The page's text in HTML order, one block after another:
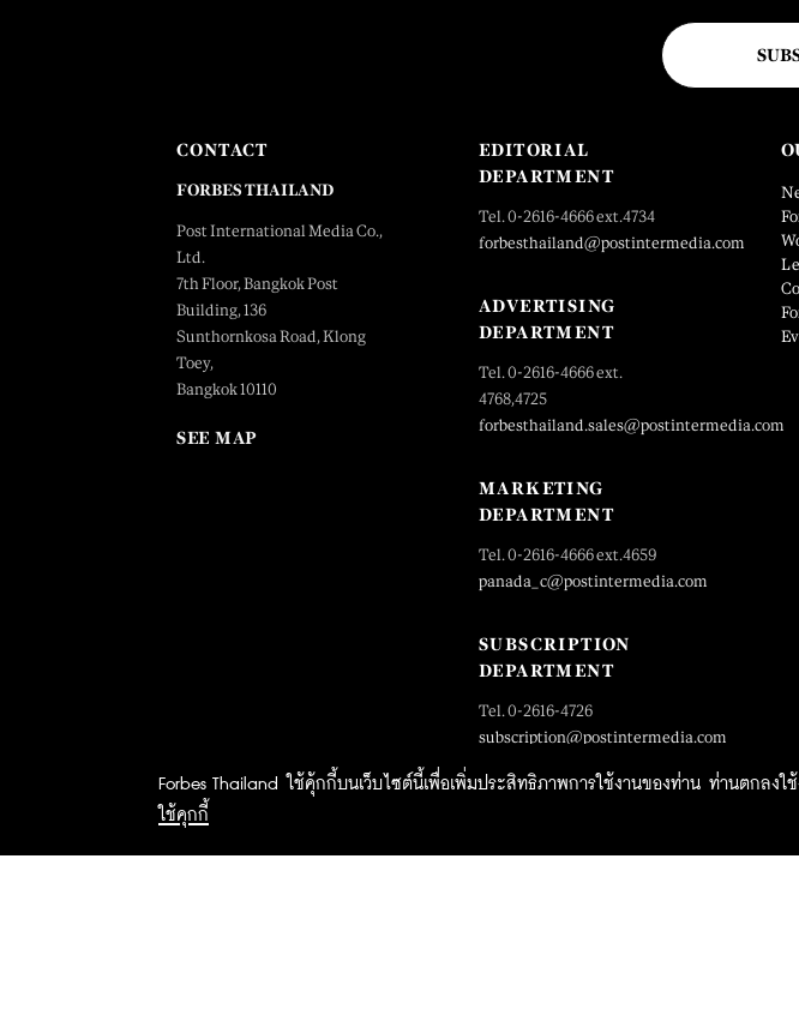
Forbes Thailand ใช้คุ้กกี้บนเว็บไซต์นี้เพื่อเพิ่มประสิทธิภาพการใช้งานของท่าน ท่านตกลงใช้
ใช้คุกกี้
CONTACT
FORBES THAILAND
Post International Media Co.,
Ltd.
7th Floor, Bangkok Post
Building, 136
Sunthornkosa Road, Klong
Toey,
Bangkok 10110
SEE MAP
EDITORIAL
DEPARTMENT
Tel. 0-2616-4666 ext.4734
forbesthailand@postintermedia.com
ADVERTISING
DEPARTMENT
Tel. 0-2616-4666 ext.
4768,4725
forbesthailand.sales@postintermedia.com
MARKETING
DEPARTMENT
Tel. 0-2616-4666 ext.4659
panada_c@postintermedia.com
SUBSCRIPTION
DEPARTMENT
Tel. 0-2616-4726
subscription@postintermedia.com